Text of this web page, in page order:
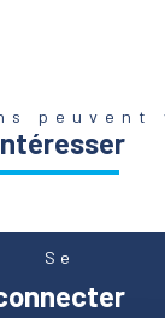
peuvent
Se